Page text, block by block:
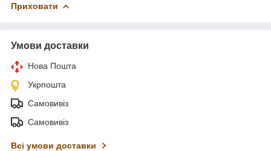
Приховати
Умови доставки
Нова Пошта
Укрпошта
Самовивіз
Самовивіз
Всі умови доставки